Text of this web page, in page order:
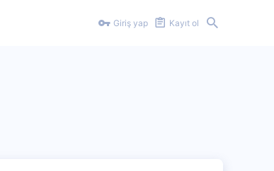
Giriş yap Kayıt ol